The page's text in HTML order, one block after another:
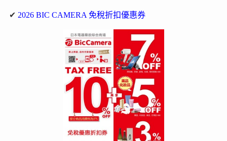
✔ 2026 BIC CAMERA 免稅折扣優惠券